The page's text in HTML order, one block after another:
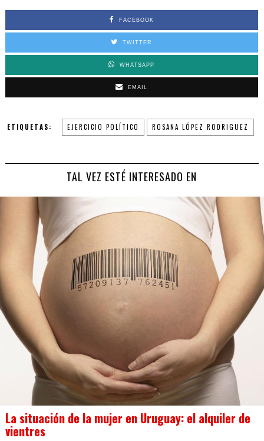
FACEBOOK
TWITTER
WHATSAPP
EMAIL
ETIQUETAS: EJERCICIO POLÍTICO ROSANA LÓPEZ RODRIGUEZ
TAL VEZ ESTÉ INTERESADO EN
La situación de la mujer en Uruguay: el alquiler de
vientres